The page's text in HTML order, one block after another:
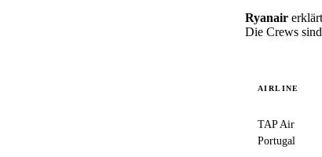
Ryanair
Die Crews
AIRLINE
TAP Air
Portugal